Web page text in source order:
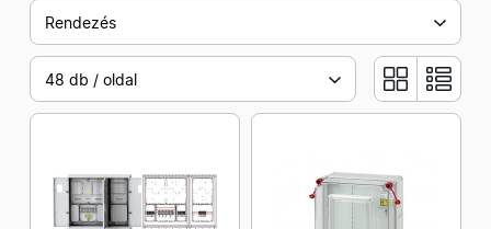
Rendezés
48 db / oldal